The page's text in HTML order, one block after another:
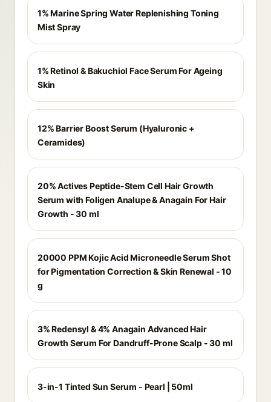
1% Marine Spring Water Replenishing Toning
Mist Spray
1% Retinol & Bakuchiol Face Serum For Ageing
Skin
12% Barrier Boost Serum (Hyaluronic +
Ceramides)
20% Actives Peptide-Stem Cell Hair Growth
Serum with Foligen Analupe & Anagain For Hair
Growth - 30 ml
20000 PPM Kojic Acid Microneedle Serum Shot
for Pigmentation Correction & Skin Renewal - 10
g
3% Redensyl & 4% Anagain Advanced Hair
Growth Serum For Dandruff-Prone Scalp - 30 ml
3-in-1 Tinted Sun Serum - Pearl | 50ml